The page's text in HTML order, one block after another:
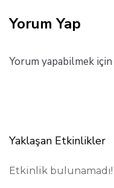
l
e
i
M
k
Yorum Yap
Yorum yapabilmek için
Yaklaşan Etkinlikler
Etkinlik bulunamadı!